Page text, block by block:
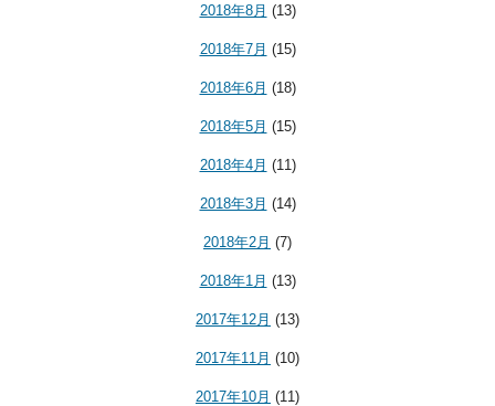
2018年8月 (13)
2018年7月 (15)
2018年6月 (18)
2018年5月 (15)
2018年4月 (11)
2018年3月 (14)
2018年2月 (7)
2018年1月 (13)
2017年12月 (13)
2017年11月 (10)
2017年10月 (11)